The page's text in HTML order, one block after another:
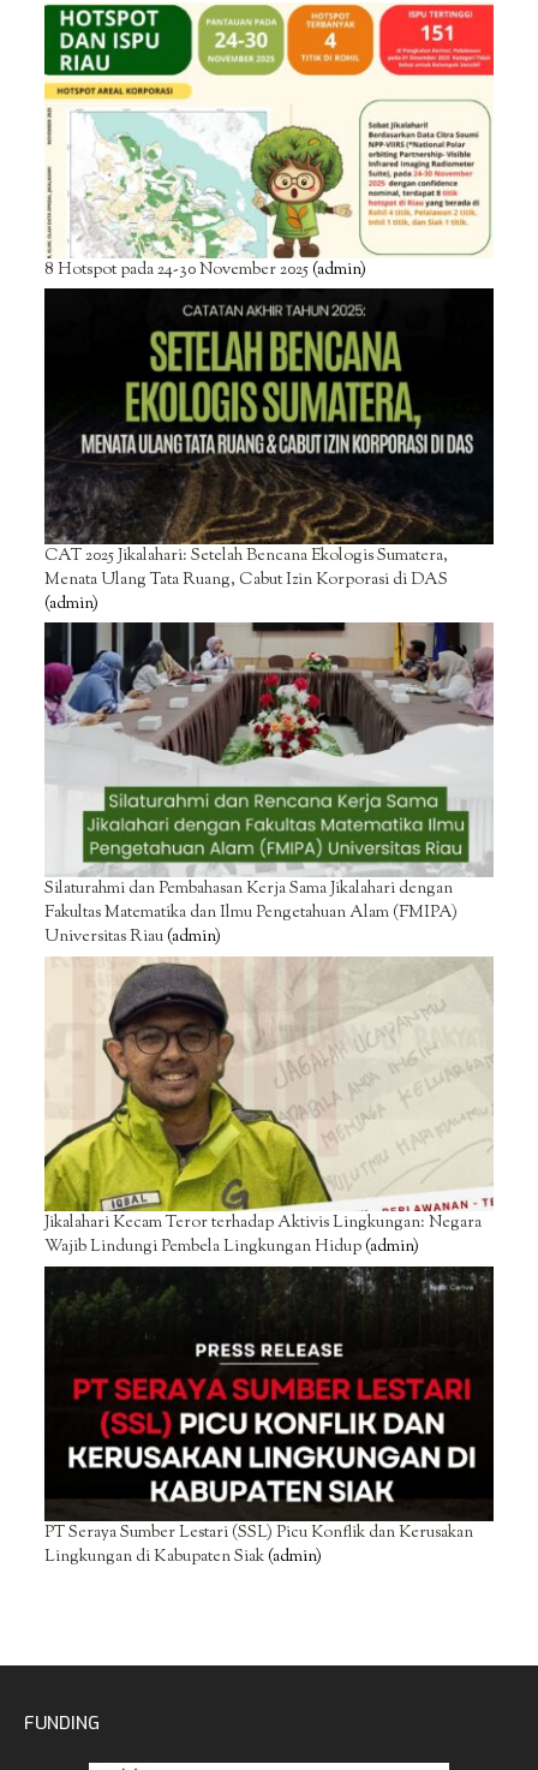
8 Hotspot pada 24-30 November 2025(admin)
CAT 2025 Jikalahari: Setelah Bencana Ekologis Sumatera,
Menata Ulang Tata Ruang, Cabut Izin Korporasi di DAS
(admin)
Silaturahmi dan Pembahasan Kerja Sama Jikalahari dengan
Fakultas Matematika dan Ilmu Pengetahuan Alam (FMIPA)
Universitas Riau(admin)
Jikalahari Kecam Teror terhadap Aktivis Lingkungan: Negara
Wajib Lindungi Pembela Lingkungan Hidup(admin)
PT Seraya Sumber Lestari (SSL) Picu Konflik dan Kerusakan
Lingkungan di Kabupaten Siak(admin)
FUNDING